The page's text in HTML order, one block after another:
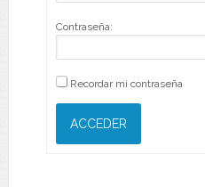
Contraseña:
Recordar mi contraseña
ACCEDER